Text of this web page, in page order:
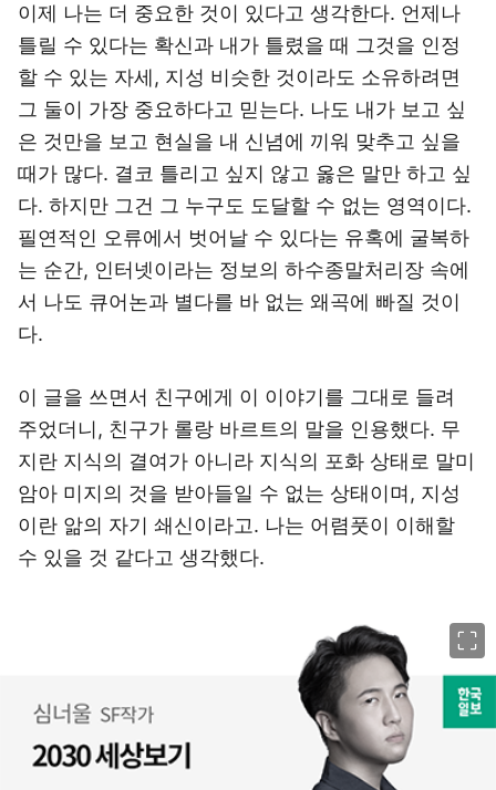
이제 나는 더 중요한 것이 있다고 생각한다. 언제나
틀릴 수 있다는 확신과 내가 틀렸을 때 그것을 인정
할 수 있는 자세, 지성 비슷한 것이라도 소유하려면
그 둘이 가장 중요하다고 믿는다. 나도 내가 보고 싶
은 것만을 보고 현실을 내 신념에 끼워 맞추고 싶을
때가 많다. 결코 틀리고 싶지 않고 옳은 말만 하고 싶
다. 하지만 그건 그 누구도 도달할 수 없는 영역이다.
필연적인 오류에서 벗어날 수 있다는 유혹에 굴복하
는 순간, 인터넷이라는 정보의 하수종말처리장 속에
서 나도 큐어논과 별다를 바 없는 왜곡에 빠질 것이
다.
이 글을 쓰면서 친구에게 이 이야기를 그대로 들려
주었더니, 친구가 롤랑 바르트의 말을 인용했다. 무
지란 지식의 결여가 아니라 지식의 포화 상태로 말미
암아 미지의 것을 받아들일 수 없는 상태이며, 지성
이란 앎의 자기 쇄신이라고. 나는 어렴풋이 이해할
수 있을 것 같다고 생각했다.